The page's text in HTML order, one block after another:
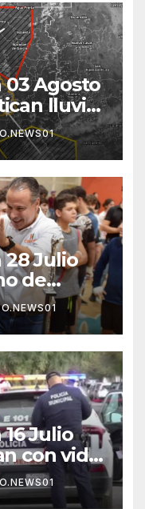
03 Agosto
lluvias
noche;
28 Julio
de
y
Julio
con vida
en